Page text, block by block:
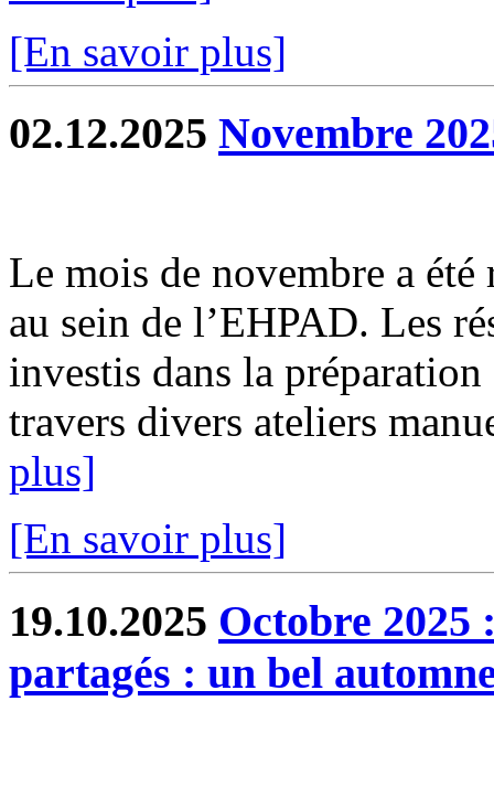
[En savoir plus]
02.12.2025 Novembre
Le mois de novembre a
au sein de l’EHPAD. Les
investis dans la
travers divers ateliers
plus]
[En savoir plus]
19.10.2025 Octobre 2025
partagés : un bel